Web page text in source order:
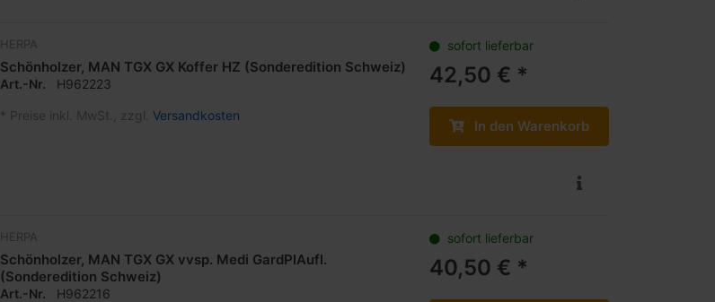
HERPA
Schönholzer, MAN TGX GX Koffer HZ (Sonderedition Schweiz)
Art.-Nr. H962223
* Preise inkl. MwSt., zzgl. Versandkosten
sofort lieferbar
42,50 € *
In den Warenkorb
HERPA
Schönholzer, MAN TGX GX vvsp. Medi GardPlAufl.
(Sonderedition Schweiz)
Art.-Nr. H962216
sofort lieferbar
40,50 € *